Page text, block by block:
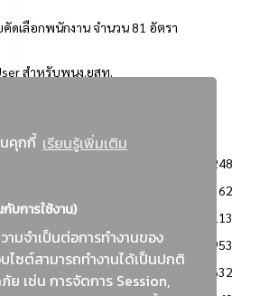
นคุกกี้ เรียนรู้เพิ่มเติม
บการใช้งาน)
ามจำเป็นต่อการทำงานของ
บไซต์สามารถทำงานได้เป็นปกติ
ย เช่น การจัดการ Session,
ดเลือกพนักงาน จำนวน 81 อัตรา
สำหรับพนง.ยสท.
3248
2362
2113
1953
ใสในการจัดซื้อจัดจ้าง
1632